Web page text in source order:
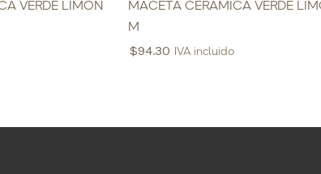
VERDE LIMON
MACETA CERAMICA VERDE
M
$94.30 IVA incluido